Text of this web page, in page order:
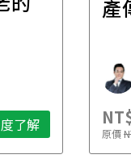
了解
產
原價